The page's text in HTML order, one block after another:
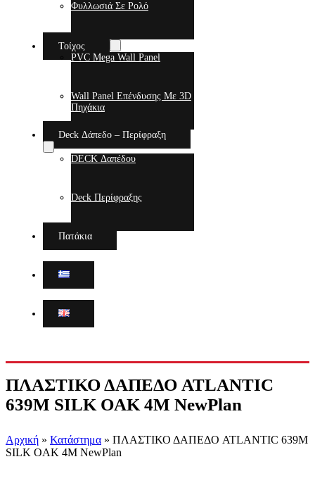
Φυλλωσιά Σε Ρολό
Τοίχος
PVC Mega Wall Panel
Wall Panel Επένδυσης Με 3D
Πηχάκια
Deck Δάπεδο – Περίφραξη
DECK Δαπέδου
Deck Περίφραξης
Πατάκια
ΠΛΑΣΤΙΚΟ ΔΑΠΕΔΟ ATLANTIC
639M SILK OAK 4M NewPlan
Αρχική » Κατάστημα » ΠΛΑΣΤΙΚΟ ΔΑΠΕΔΟ ATLANTIC 639M
SILK OAK 4M NewPlan